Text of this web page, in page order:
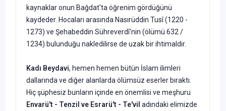
kaynaklar onun Bağdat'ta öğrenim gördüğünü
kaydeder. Hocaları arasında Nasırüddin Tusî (1220 -
1273) ve Şehabeddin Sühreverdî'nin (ölümü 632 /
1234) bulunduğu nakledilirse de uzak bir ihtimaldir.
Kad ı Beydavi, hemen hemen bütün İslam ilimleri
dallarında ve di­ğer alanlarda ölümsüz eserler bıraktı.
Hiç şüphesiz bunların içinde en önemlisi ve meşhuru
Envarü't - Tenzil ve Esrarü't - Te'vil adındaki eli­mizde